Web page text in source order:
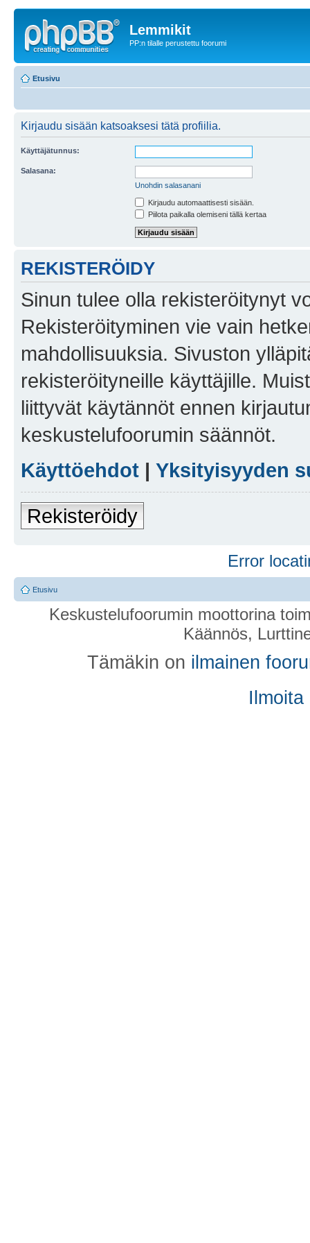
Lemmikit
PP:n tilalle perustettu foorumi
Etusivu
Kirjaudu sisään katsoaksesi tätä profiilia.
Käyttäjätunnus:
Salasana:
Unohdin salasanani
Kirjaudu automaattisesti sisään.
Piilota paikalla olemiseni tällä kertaa
REKISTERÖIDY
Sinun tulee olla rekisteröitynyt
Rekisteröityminen vie vain
mahdollisuuksia. Sivuston
rekisteröityneille käyttäjille.
liittyvät käytännöt ennen
keskustelufoorumin säännöt.
Käyttöehdot | Yksityisyyden
Rekisteröidy
Error
Etusivu
Keskustelufoorumin moottorina
Käännös,
Tämäkin on ilmainen